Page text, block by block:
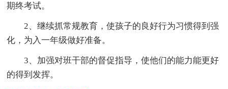
期终考试。
2、继续抓常规教育，使孩子的良好行为习惯得到强
化，为入一年级做好准备。
3、加强对班干部的督促指导，使他们的能力能更好
的得到发挥。